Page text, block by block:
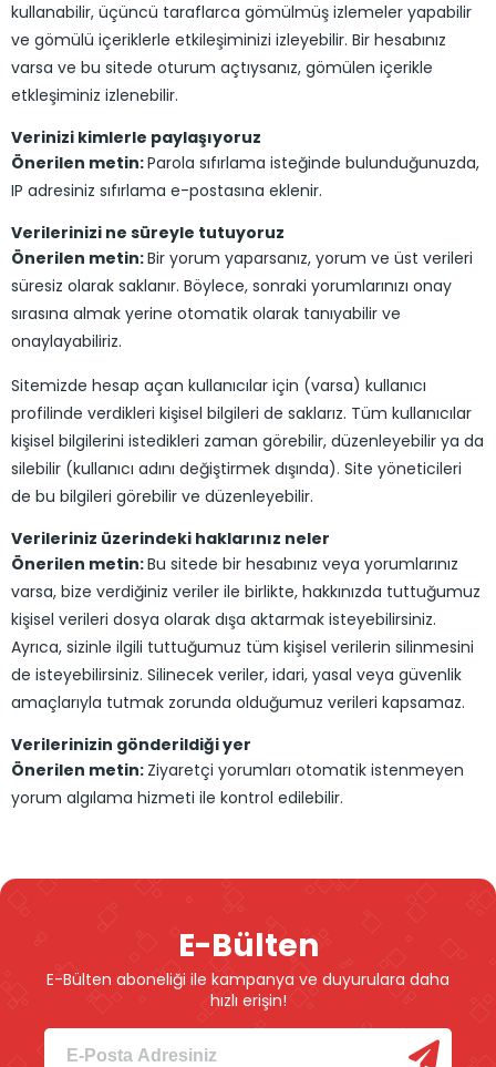
kullanabilir, üçüncü taraflarca gömülmüş izlemeler yapabilir
ve gömülü içeriklerle etkileşiminizi izleyebilir. Bir hesabınız
varsa ve bu sitede oturum açtıysanız, gömülen içerikle
etkleşiminiz izlenebilir.
Verinizi kimlerle paylaşıyoruz
Önerilen metin:Parola sıfırlama isteğinde bulunduğunuzda,
IP adresiniz sıfırlama e-postasına eklenir.
Verilerinizi ne süreyle tutuyoruz
Önerilen metin:Bir yorum yaparsanız, yorum ve üst verileri
süresiz olarak saklanır. Böylece, sonraki yorumlarınızı onay
sırasına almak yerine otomatik olarak tanıyabilir ve
onaylayabiliriz.
Sitemizde hesap açan kullanıcılar için (varsa) kullanıcı
profilinde verdikleri kişisel bilgileri de saklarız. Tüm kullanıcılar
kişisel bilgilerini istedikleri zaman görebilir, düzenleyebilir ya da
silebilir (kullanıcı adını değiştirmek dışında). Site yöneticileri
de bu bilgileri görebilir ve düzenleyebilir.
Verileriniz üzerindeki haklarınız neler
Önerilen metin:Bu sitede bir hesabınız veya yorumlarınız
varsa, bize verdiğiniz veriler ile birlikte, hakkınızda tuttuğumuz
kişisel verileri dosya olarak dışa aktarmak isteyebilirsiniz.
Ayrıca, sizinle ilgili tuttuğumuz tüm kişisel verilerin silinmesini
de isteyebilirsiniz. Silinecek veriler, idari, yasal veya güvenlik
amaçlarıyla tutmak zorunda olduğumuz verileri kapsamaz.
Verilerinizin gönderildiği yer
Önerilen metin: Ziyaretçi yorumları otomatik istenmeyen
yorum algılama hizmeti ile kontrol edilebilir.
E-Bülten
E-Bülten aboneliği ile kampanya ve duyurulara daha
hızlı erişin!